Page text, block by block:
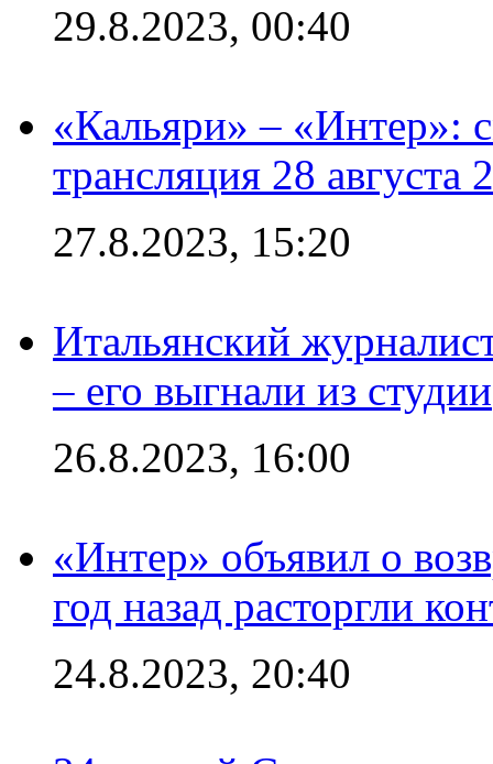
29.8.2023, 00:40
«Кальяри» – «Интер»:
трансляция 28 августа
27.8.2023, 15:20
Итальянский
– его выгнали из студии
26.8.2023, 16:00
«Интер» объявил о
год назад расторгли
24.8.2023, 20:40